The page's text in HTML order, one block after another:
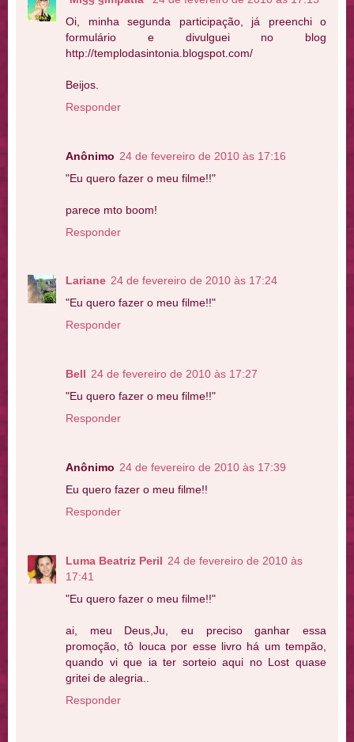
Oi, minha segunda participação, já preenchi o
formulário e divulguei no blog
http://templodasintonia.blogspot.com/
Beijos.
Responder
Anônimo 24 de fevereiro de 2010 às 17:16
"Eu quero fazer o meu filme!!"
parece mto boom!
Responder
Lariane 24 de fevereiro de 2010 às 17:24
"Eu quero fazer o meu filme!!"
Responder
Bell 24 de fevereiro de 2010 às 17:27
"Eu quero fazer o meu filme!!"
Responder
Anônimo 24 de fevereiro de 2010 às 17:39
Eu quero fazer o meu filme!!
Responder
Luma Beatriz Peril 24 de fevereiro de 2010 às
17:41
"Eu quero fazer o meu filme!!"
ai, meu Deus,Ju, eu preciso ganhar essa
promoção, tô louca por esse livro há um tempão,
quando vi que ia ter sorteio aqui no Lost quase
gritei de alegria..
Responder